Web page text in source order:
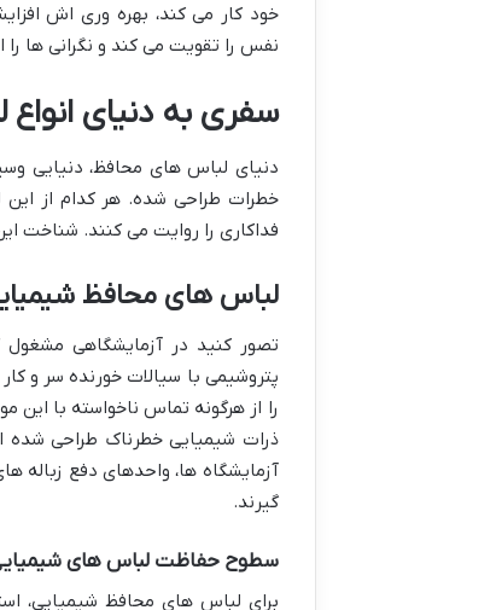
خود کار می کند، بهره وری اش
نفس را تقویت می کند و نگرانی ها
سفری به دنیای
دنیای لباس های محافظ، دنیایی
خطرات طراحی شده. هر کدام از
فداکاری را روایت می کنند. شناخت
لباس های محافظ
تصور کنید در آزمایشگاهی
پتروشیمی با سیالات خورنده سر و
را از هرگونه تماس ناخواسته با این
ذرات شیمیایی خطرناک طراحی شده
آزمایشگاه ها، واحدهای دفع زباله
گیرند.
سطوح حفاظت لباس های
برای لباس های محافظ شیمیایی،